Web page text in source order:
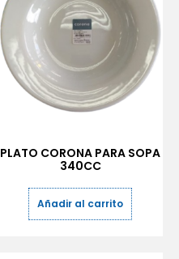
PLATO CORONA PARA SOPA
340CC
Añadir al carrito